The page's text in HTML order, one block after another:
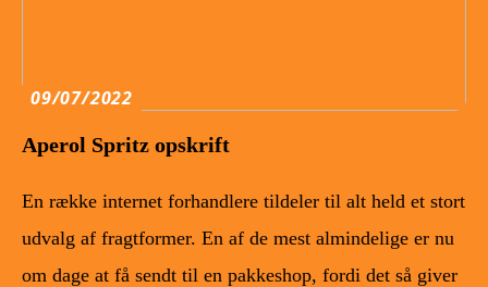
09/07/2022
Aperol Spritz opskrift
En række internet forhandlere tildeler til alt held et stort
udvalg af fragtformer. En af de mest almindelige er nu
om dage at få sendt til en pakkeshop, fordi det så giver